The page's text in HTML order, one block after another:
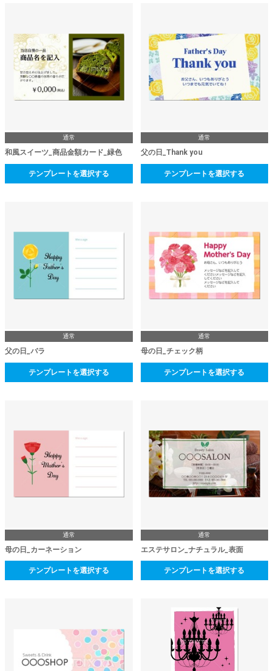
通常
和風スイーツ_商品金額カード_緑色
テンプレートを選択する
通常
父の日_Thank you
テンプレートを選択する
通常
父の日_バラ
テンプレートを選択する
通常
母の日_チェック柄
テンプレートを選択する
通常
母の日_カーネーション
テンプレートを選択する
通常
エステサロン_ナチュラル_表面
テンプレートを選択する